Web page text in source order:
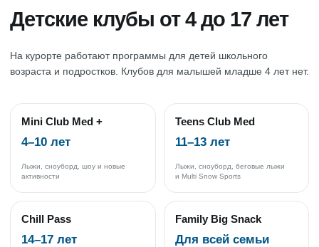
Детские клубы от 4 до 17 лет
На курорте работают программы для детей школьного
возраста и подростков. Клубов для малышей младше 4 лет нет.
Mini Club Med +
4–10 лет
Лыжи, сноуборд, шоу и новые
активности
Teens Club Med
11–13 лет
Лыжи, сноуборд, беговые лыжи
и Multi Snow Sports
Chill Pass
14–17 лет
Family Big Snack
Для всей семьи